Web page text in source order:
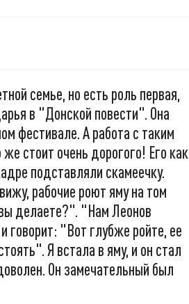
семье, но есть роль первая,
в "Донской повести". Она
фестивале. А работа с таким
же стоит очень дорогого! Его как
подставляли скамеечку.
рабочие роют яму на том
делаете?". "Нам Леонов
говорит: "Вот глубже ройте, ее
Я встала в яму, и он стал
Он замечательный был